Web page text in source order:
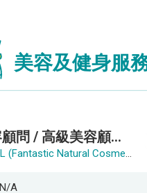
美容及健身服
美容顧問 / 高級美容顧問 (Beauty Consultant / Senior Beauty Consultant)
FANCL (Fantastic Natural Cosmetics Limited)
N/A